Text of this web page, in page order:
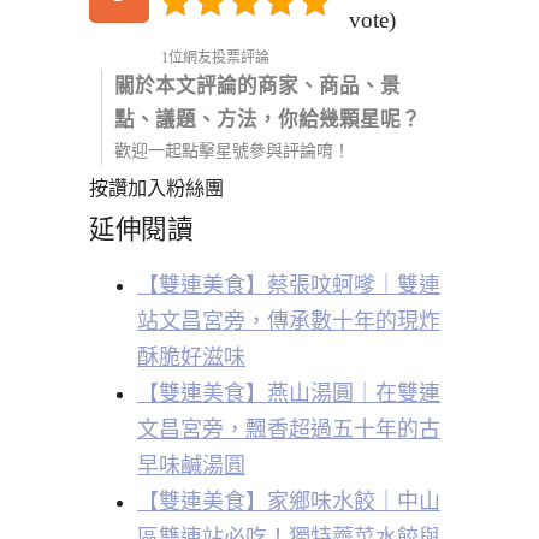
vote)
1位網友投票評論
關於本文評論的商家、商品、景
點、議題、方法，你給幾顆星呢？
歡迎一起點擊星號參與評論唷！
按讚加入粉絲團
延伸閱讀
【雙連美食】蔡張呅蚵嗲｜雙連
站文昌宮旁，傳承數十年的現炸
酥脆好滋味
【雙連美食】燕山湯圓｜在雙連
文昌宮旁，飄香超過五十年的古
早味鹹湯圓
【雙連美食】家鄉味水餃｜中山